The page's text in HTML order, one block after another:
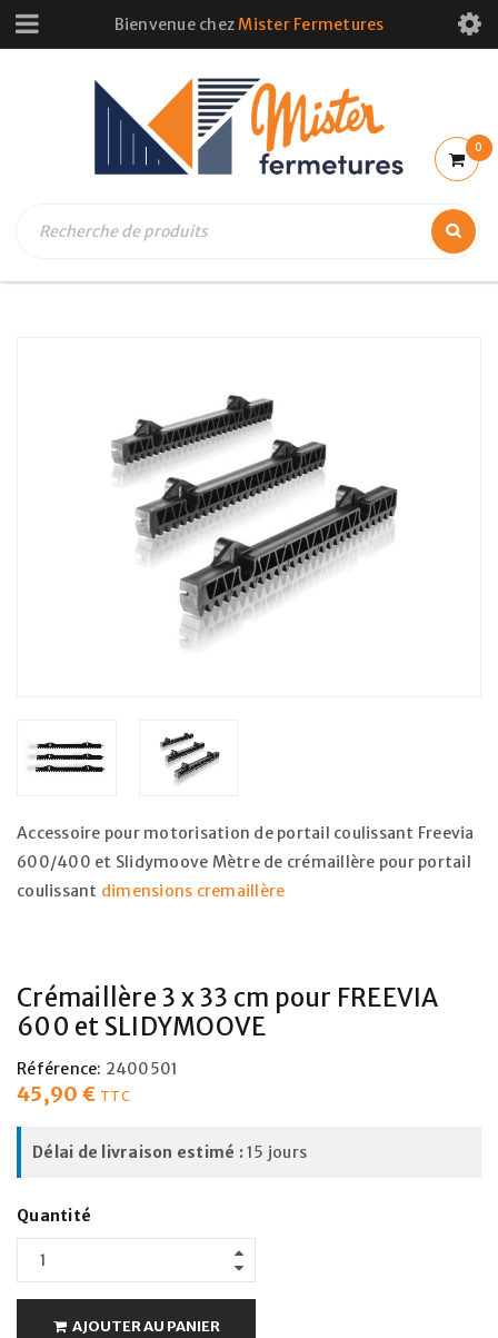
Bienvenue chezMister Fermetures
0
Accessoire pour motorisation de portail coulissant Freevia
600/400 et Slidymoove Mètre de crémaillère pour portail
coulissant dimensions cremaillère
Crémaillère 3 x 33 cm pour FREEVIA
600 et SLIDYMOOVE
Référence: 2400501
45,90 € TTC
Délai de livraison estimé :15 jours
Quantité
AJOUTER AU PANIER